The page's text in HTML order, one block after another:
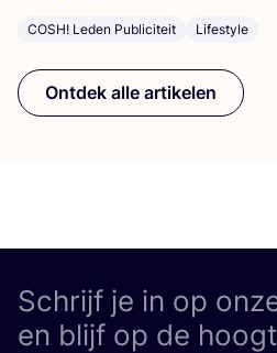
COSH! Leden Publiciteit Lifestyle
Ontdek alle artikelen
Schrijf je in op
en blijf op de